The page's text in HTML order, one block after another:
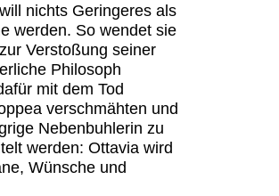
nichts Geringeres als
werden. So wendet sie
Verstoßung seiner
Philosoph
mit dem Tod
verschmähten und
Nebenbuhlerin zu
werden: Ottavia wird
Wünsche und